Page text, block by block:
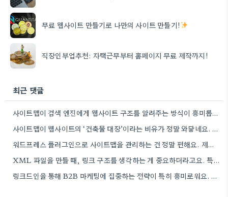
무료 웹사이트 만들기로 나만의 사이트 만들기!
직장인부업추천: 자택근무부터 홈페이지 무료 제작까지!
최근 댓글
사이트맵이 검색 엔진에게 웹사이트 구조를 알려주는 방식이 흥미롭네요. 특히, CMS 플러그인을 통해 자동으로 관리하는 부분은…
사이트맵이 웹사이트의 ‘건축물 대장’이라는 비유가 정말 와닿네요. 구조화된 정보 제공이 SEO에 얼마나 중요한지 다시 한번…
워드프레스 플러그인으로 사이트맵을 관리하는 건 정말 편해요. 제가 Rank Math를 사용하는데, 페이지 변경 후 자동으로…
XML 파일을 만들 때, 링크 구조를 생각하는 게 중요하더라고요. 특히 페이지 간 연결을 잘 짜는…
링크드인을 통해 B2B 마케팅에 집중하는 전략이 특히 흥미로워요. 저희 회사도 유사한 솔루션을 제공하다 보니, 네트워크…